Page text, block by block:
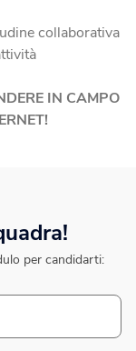
collaborativa
IN CAMPO
per candidarti: